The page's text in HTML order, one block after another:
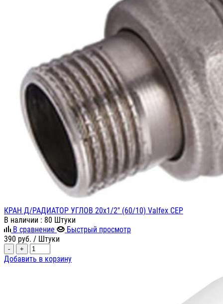
КРАН Д/РАДИАТОР УГЛОВ 20х1/2" (60/10) Valfex СЕР
В наличии : 80 Штуки
В сравнение
Быстрый просмотр
390 руб. / Штуки
- +
Добавить в корзину